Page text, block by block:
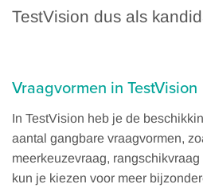
TestVision dus als
Vraagvormen in TestVision
In TestVision heb je de
aantal gangbare vraagvormen,
meerkeuzevraag,
kun je kiezen voor meer